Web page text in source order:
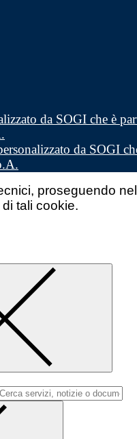
da SOGI
proseguendo
tali cookie.